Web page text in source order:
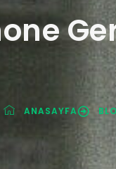
ANASAYFA